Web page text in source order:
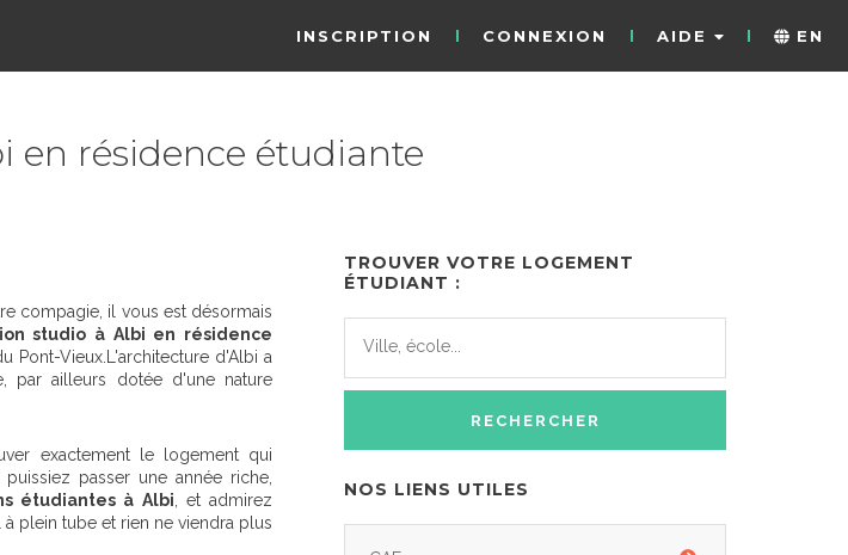
INSCRIPTION CONNEXION AIDE EN
en résidence étudiante
compagie, il vous est désormais
studio à Albi en résidence
Pont-Vieux.L'architecture d'Albi a
par ailleurs dotée d'une nature
exactement le logement qui
passer une année riche,
étudiantes à Albi , et admirez
plein tube et rien ne viendra plus
TROUVER VOTRE LOGEMENT
ÉTUDIANT :
NOS LIENS UTILES